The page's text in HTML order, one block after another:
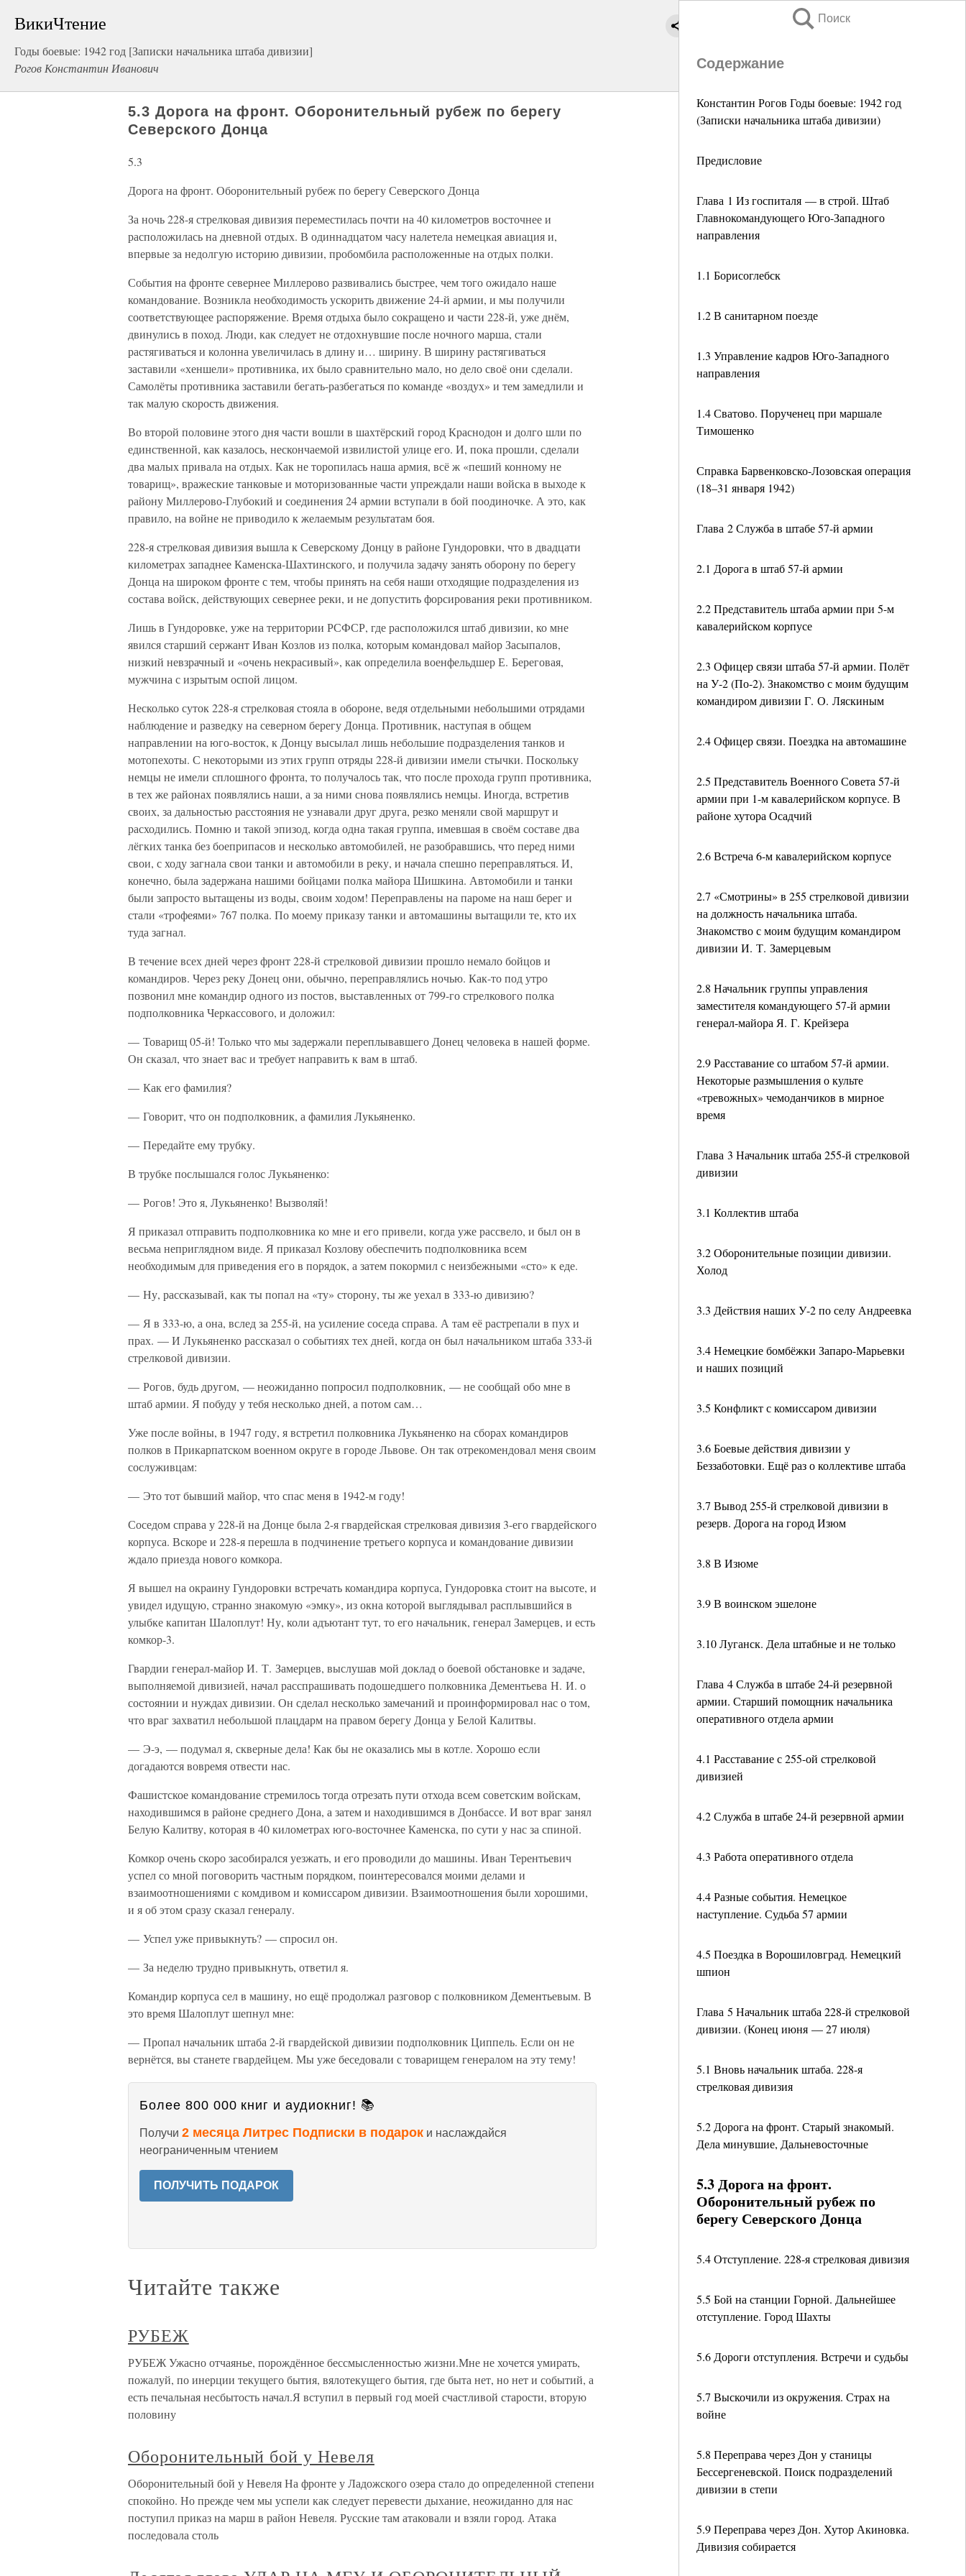
ВикиЧтение
Годы боевые: 1942 год [Записки начальника штаба дивизии]
Рогов Константин Иванович
Поиск
Содержание
Константин Рогов Годы боевые: 1942 год
(Записки начальника штаба дивизии)
Предисловие
Глава 1 Из госпиталя — в строй. Штаб
Главнокомандующего Юго-Западного
направления
1.1 Борисоглебск
1.2 В санитарном поезде
1.3 Управление кадров Юго-Западного
направления
1.4 Сватово. Порученец при маршале
Тимошенко
Справка Барвенковско-Лозовская операция
(18–31 января 1942)
Глава 2 Служба в штабе 57-й армии
2.1 Дорога в штаб 57-й армии
2.2 Представитель штаба армии при 5-м
кавалерийском корпусе
2.3 Офицер связи штаба 57-й армии. Полёт
на У-2 (По-2). Знакомство с моим будущим
командиром дивизии Г. О. Ляскиным
2.4 Офицер связи. Поездка на автомашине
2.5 Представитель Военного Совета 57-й
армии при 1-м кавалерийском корпусе. В
районе хутора Осадчий
2.6 Встреча 6-м кавалерийском корпусе
2.7 «Смотрины» в 255 стрелковой дивизии
на должность начальника штаба.
Знакомство с моим будущим командиром
дивизии И. Т. Замерцевым
2.8 Начальник группы управления
заместителя командующего 57-й армии
генерал-майора Я. Г. Крейзера
2.9 Расставание со штабом 57-й армии.
Некоторые размышления о культе
«тревожных» чемоданчиков в мирное
время
Глава 3 Начальник штаба 255-й стрелковой
дивизии
3.1 Коллектив штаба
3.2 Оборонительные позиции дивизии.
Холод
3.3 Действия наших У-2 по селу Андреевка
3.4 Немецкие бомбёжки Запаро-Марьевки
и наших позиций
3.5 Конфликт с комиссаром дивизии
3.6 Боевые действия дивизии у
Беззаботовки. Ещё раз о коллективе штаба
3.7 Вывод 255-й стрелковой дивизии в
резерв. Дорога на город Изюм
3.8 В Изюме
3.9 В воинском эшелоне
3.10 Луганск. Дела штабные и не только
Глава 4 Служба в штабе 24-й резервной
армии. Старший помощник начальника
оперативного отдела армии
4.1 Расставание с 255-ой стрелковой
дивизией
4.2 Служба в штабе 24-й резервной армии
4.3 Работа оперативного отдела
4.4 Разные события. Немецкое
наступление. Судьба 57 армии
4.5 Поездка в Ворошиловград. Немецкий
шпион
Глава 5 Начальник штаба 228-й стрелковой
дивизии. (Конец июня — 27 июля)
5.1 Вновь начальник штаба. 228-я
стрелковая дивизия
5.2 Дорога на фронт. Старый знакомый.
Дела минувшие, Дальневосточные
5.3 Дорога на фронт.
Оборонительный рубеж по
берегу Северского Донца
5.4 Отступление. 228-я стрелковая дивизия
5.5 Бой на станции Горной. Дальнейшее
отступление. Город Шахты
5.6 Дороги отступления. Встречи и судьбы
5.7 Выскочили из окружения. Страх на
войне
5.8 Переправа через Дон у станицы
Бессергеневской. Поиск подразделений
дивизии в степи
5.9 Переправа через Дон. Хутор Акиновка.
Дивизия собирается
5.3 Дорога на фронт. Оборонительный рубеж по берегу
Северского Донца
5.3
Дорога на фронт. Оборонительный рубеж по берегу Северского Донца
За ночь 228-я стрелковая дивизия переместилась почти на 40 километров восточнее и
расположилась на дневной отдых. В одиннадцатом часу налетела немецкая авиация и,
впервые за недолгую историю дивизии, пробомбила расположенные на отдых полки.
События на фронте севернее Миллерово развивались быстрее, чем того ожидало наше
командование. Возникла необходимость ускорить движение 24-й армии, и мы получили
соответствующее распоряжение. Время отдыха было сокращено и части 228-й, уже днём,
двинулись в поход. Люди, как следует не отдохнувшие после ночного марша, стали
растягиваться и колонна увеличилась в длину и… ширину. В ширину растягиваться
заставили «хеншели» противника, их было сравнительно мало, но дело своё они сделали.
Самолёты противника заставили бегать-разбегаться по команде «воздух» и тем замедлили и
так малую скорость движения.
Во второй половине этого дня части вошли в шахтёрский город Краснодон и долго шли по
единственной, как казалось, нескончаемой извилистой улице его. И, пока прошли, сделали
два малых привала на отдых. Как не торопилась наша армия, всё ж «пеший конному не
товарищ», вражеские танковые и моторизованные части упреждали наши войска в выходе к
району Миллерово-Глубокий и соединения 24 армии вступали в бой поодиночке. А это, как
правило, на войне не приводило к желаемым результатам боя.
228-я стрелковая дивизия вышла к Северскому Донцу в районе Гундоровки, что в двадцати
километрах западнее Каменска-Шахтинского, и получила задачу занять оборону по берегу
Донца на широком фронте с тем, чтобы принять на себя наши отходящие подразделения из
состава войск, действующих севернее реки, и не допустить форсирования реки противником.
Лишь в Гундоровке, уже на территории РСФСР, где расположился штаб дивизии, ко мне
явился старший сержант Иван Козлов из полка, которым командовал майор Засыпалов,
низкий невзрачный и «очень некрасивый», как определила военфельдшер Е. Береговая,
мужчина с изрытым оспой лицом.
Несколько суток 228-я стрелковая стояла в обороне, ведя отдельными небольшими отрядами
наблюдение и разведку на северном берегу Донца. Противник, наступая в общем
направлении на юго-восток, к Донцу высылал лишь небольшие подразделения танков и
мотопехоты. С некоторыми из этих групп отряды 228-й дивизии имели стычки. Поскольку
немцы не имели сплошного фронта, то получалось так, что после прохода групп противника,
в тех же районах появлялись наши, а за ними снова появлялись немцы. Иногда, встретив
своих, за дальностью расстояния не узнавали друг друга, резко меняли свой маршрут и
расходились. Помню и такой эпизод, когда одна такая группа, имевшая в своём составе два
лёгких танка без боеприпасов и несколько автомобилей, не разобравшись, что перед ними
свои, с ходу загнала свои танки и автомобили в реку, и начала спешно переправляться. И,
конечно, была задержана нашими бойцами полка майора Шишкина. Автомобили и танки
были запросто вытащены из воды, своим ходом! Переправлены на пароме на наш берег и
стали «трофеями» 767 полка. По моему приказу танки и автомашины вытащили те, кто их
туда загнал.
В течение всех дней через фронт 228-й стрелковой дивизии прошло немало бойцов и
командиров. Через реку Донец они, обычно, переправлялись ночью. Как-то под утро
позвонил мне командир одного из постов, выставленных от 799-го стрелкового полка
подполковника Черкассового, и доложил:
— Товарищ 05-й! Только что мы задержали переплывавшего Донец человека в нашей форме.
Он сказал, что знает вас и требует направить к вам в штаб.
— Как его фамилия?
— Говорит, что он подполковник, а фамилия Лукьяненко.
— Передайте ему трубку.
В трубке послышался голос Лукьяненко:
— Рогов! Это я, Лукьяненко! Вызволяй!
Я приказал отправить подполковника ко мне и его привели, когда уже рассвело, и был он в
весьма неприглядном виде. Я приказал Козлову обеспечить подполковника всем
необходимым для приведения его в порядок, а затем покормил с неизбежными «сто» к еде.
— Ну, рассказывай, как ты попал на «ту» сторону, ты же уехал в 333-ю дивизию?
— Я в 333-ю, а она, вслед за 255-й, на усиление соседа справа. А там её растрепали в пух и
прах. — И Лукьяненко рассказал о событиях тех дней, когда он был начальником штаба 333-й
стрелковой дивизии.
— Рогов, будь другом, — неожиданно попросил подполковник, — не сообщай обо мне в
штаб армии. Я побуду у тебя несколько дней, а потом сам…
Уже после войны, в 1947 году, я встретил полковника Лукьяненко на сборах командиров
полков в Прикарпатском военном округе в городе Львове. Он так отрекомендовал меня своим
сослуживцам:
— Это тот бывший майор, что спас меня в 1942-м году!
Соседом справа у 228-й на Донце была 2-я гвардейская стрелковая дивизия 3-его гвардейского
корпуса. Вскоре и 228-я перешла в подчинение третьего корпуса и командование дивизии
ждало приезда нового комкора.
Я вышел на окраину Гундоровки встречать командира корпуса, Гундоровка стоит на высоте, и
увидел идущую, странно знакомую «эмку», из окна которой выглядывал расплывшийся в
улыбке капитан Шалоплут! Ну, коли адъютант тут, то его начальник, генерал Замерцев, и есть
комкор-3.
Гвардии генерал-майор И. Т. Замерцев, выслушав мой доклад о боевой обстановке и задаче,
выполняемой дивизией, начал расспрашивать подошедшего полковника Дементьева Н. И. о
состоянии и нуждах дивизии. Он сделал несколько замечаний и проинформировал нас о том,
что враг захватил небольшой плацдарм на правом берегу Донца у Белой Калитвы.
— Э-э, — подумал я, скверные дела! Как бы не оказались мы в котле. Хорошо если
догадаются вовремя отвести нас.
Фашистское командование стремилось тогда отрезать пути отхода всем советским войскам,
находившимся в районе среднего Дона, а затем и находившимся в Донбассе. И вот враг занял
Белую Калитву, которая в 40 километрах юго-восточнее Каменска, по сути у нас за спиной.
Комкор очень скоро засобирался уезжать, и его проводили до машины. Иван Терентьевич
успел со мной поговорить частным порядком, поинтересовался моими делами и
взаимоотношениями с комдивом и комиссаром дивизии. Взаимоотношения были хорошими,
и я об этом сразу сказал генералу.
— Успел уже привыкнуть? — спросил он.
— За неделю трудно привыкнуть, ответил я.
Командир корпуса сел в машину, но ещё продолжал разговор с полковником Дементьевым. В
это время Шалоплут шепнул мне:
— Пропал начальник штаба 2-й гвардейской дивизии подполковник Циппель. Если он не
вернётся, вы станете гвардейцем. Мы уже беседовали с товарищем генералом на эту тему!
Более 800 000 книг и аудиокниг! 📚
Получи 2 месяца Литрес Подписки в подарок и наслаждайся
неограниченным чтением
ПОЛУЧИТЬ ПОДАРОК
Читайте также
РУБЕЖ
РУБЕЖ Ужасно отчаянье, порождённое бессмысленностью жизни.Мне не хочется умирать,
пожалуй, по инерции текущего бытия, вялотекущего бытия, где быта нет, но нет и событий, а
есть печальная несбытость начал.Я вступил в первый год моей счастливой старости, вторую
половину
Оборонительный бой у Невеля
Оборонительный бой у Невеля На фронте у Ладожского озера стало до определенной степени
спокойно. Но прежде чем мы успели как следует перевести дыхание, неожиданно для нас
поступил приказ на марш в район Невеля. Русские там атаковали и взяли город. Атака
последовала столь